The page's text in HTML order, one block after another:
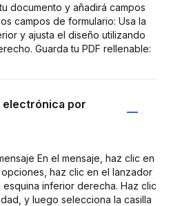
documento y añadirá campos
campos de formulario: Usa la
y ajusta el diseño utilizando
Guarda tu PDF rellenable:
electrónica por
En el mensaje, haz clic en
haz clic en el lanzador
inferior derecha. Haz clic
y luego selecciona la casilla